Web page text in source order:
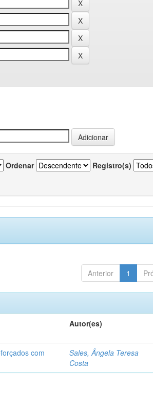
Ordenar Registro(s)
Anterior 1
Autor(es)
com
Sales, Ângela Teresa
Costa